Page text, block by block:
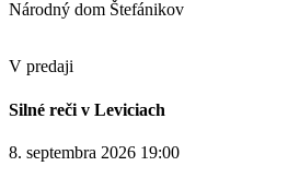
Národný dom Štefánikov
V predaji
Silné reči v Leviciach
8. septembra 2026 19:00